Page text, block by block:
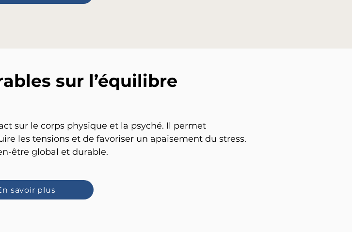
sur l’équilibre
sur le corps physique et la psyché. Il permet
les tensions et de favoriser un apaisement du stress.
être global et durable.
savoir plus